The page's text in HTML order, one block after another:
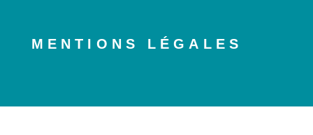
MENTIONS LÉGALES